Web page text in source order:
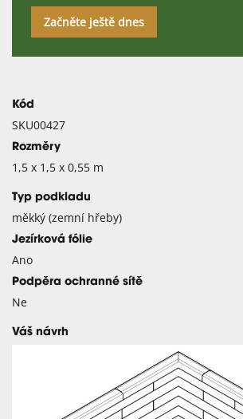
Začněte ještě dnes
Kód
SKU00427
Rozměry
1,5 x 1,5 x 0,55 m
Typ podkladu
měkký (zemní hřeby)
Jezírková fólie
Ano
Podpěra ochranné sítě
Ne
Váš návrh